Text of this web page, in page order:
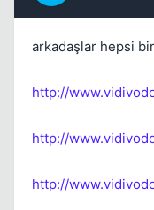
arkadaşlar hepsi
http://
http://
http://